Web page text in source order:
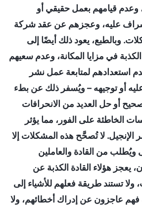
وعدم قيامهم بعمل حقيقي أو
عليه، وعجزهم عن عقد شركة
وبالطبع، يعود ذلك أيضًا إلى
في مزايا المكانة، وعدم سعيهم
استعدادهم لمتابعة عمل نشر
أو توجيهه – ويُسفر ذلك عن بطء
أو حل العديد من الانحرافات
الخاطئة على الفور، مما يؤثر
الإنجيل. لا تُصحَّح هذه المشكلات إلا
ويُطلب من القادة والعاملين
يعجز هؤلاء القادة الكذبة عن
تستند طريقة فعلهم للأشياء إلى
عاجزون عن إدراك أخطائهم، ولا